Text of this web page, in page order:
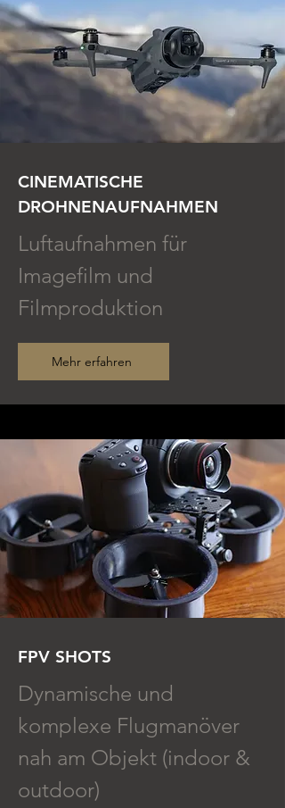
CINEMATISCHE
DROHNENAUFNAHMEN
Luftaufnahmen für
Imagefilm und
Filmproduktion
Mehr erfahren
FPV SHOTS
Dynamische und
komplexe Flugmanöver
nah am Objekt (indoor &
outdoor)